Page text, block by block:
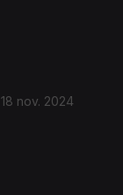
18 nov. 2024